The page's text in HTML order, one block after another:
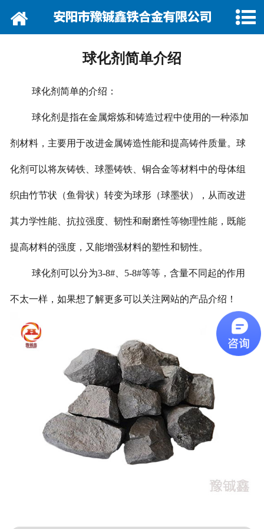
网站首页
产品行情
营销网络
在线留言
联系我们
球化剂简单介绍
球化剂简单的介绍：
球化剂是指在金属熔炼和铸造过程中使用的一种添加
剂材料，主要用于改进金属铸造性能和提高铸件质量。 球
化剂可以将灰铸铁、球墨铸铁、铜合金等材料中的母体组
织由竹节状（鱼骨状）转变为球形（球墨状），从而改进
其力学性能、抗拉强度、韧性和耐磨性等物理性能，既能
提高材料的强度，又能增强材料的塑性和韧性。
球化剂可以分为3-8#、5-8#等等，含量不同起的作用
不太一样，如果想了解更多可以关注网站的产品介绍！